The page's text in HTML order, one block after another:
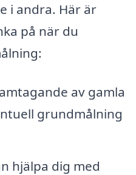
i andra. Här är
på när du
av gamla
grundmålning
hjälpa dig med